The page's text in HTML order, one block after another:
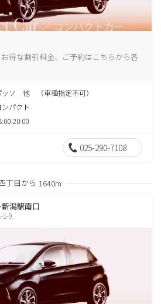
得な割引料金、ご予約はこちらから各
ッソ 他 （車種指定不可）
ンパクト
20:00
025-290-7108
丁目から 1640m
潟駅南口
1-9